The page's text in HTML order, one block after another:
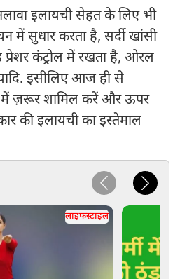
इलायची सेहत के लिए भी
सुधार करता है, सर्दी खांसी
कंट्रोल में रखता है, ओरल
इसीलिए आज ही से
में ज़रूर शामिल करें और ऊपर
की इलायची का इस्तेमाल
लाइफस्टाइल